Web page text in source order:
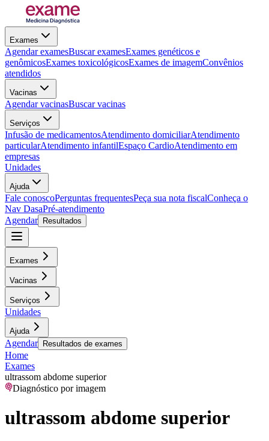
Exames
Agendar examesBuscar examesExames genéticos e
genômicosExames toxicológicosExames de imagemConvênios
atendidos
Vacinas
Agendar vacinasBuscar vacinas
Serviços
Infusão de medicamentosAtendimento domiciliarAtendimento
particularAtendimento infantilEspaço CardioAtendimento em
empresas
Unidades
Ajuda
Fale conoscoPerguntas frequentesPeça sua nota fiscalConheça o
Nav DasaPré-atendimento
Agendar
Resultados
Exames
Vacinas
Serviços
Unidades
Ajuda
Agendar Resultados de exames
Home
Exames
ultrassom abdome superior
Diagnóstico por imagem
ultrassom abdome superior